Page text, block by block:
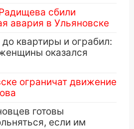
сбили
авария в Ульяновске
квартиры и ограбил:
оказался
ограничат движение
готовы
если им